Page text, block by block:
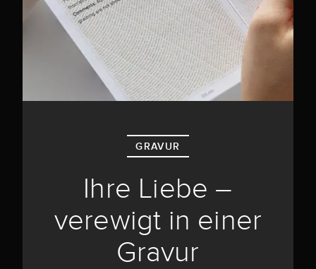
GRAVUR
Ihre Liebe –
verewigt in einer
Gravur